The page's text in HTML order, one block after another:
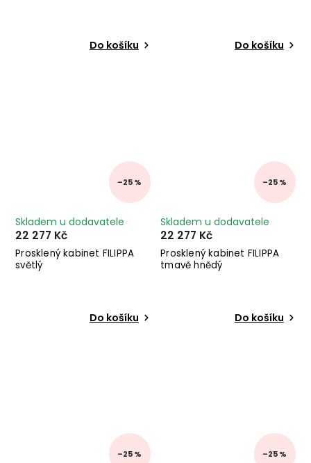
Do košíku Do košíku
–25 %
Prosklený kabinet FILIPPA
světlý
Skladem u dodavatele
22 277 Kč
Do košíku
–25 %
Prosklený kabinet FILIPPA
tmavě hnědý
Skladem u dodavatele
22 277 Kč
Do košíku
–25 % –25 %